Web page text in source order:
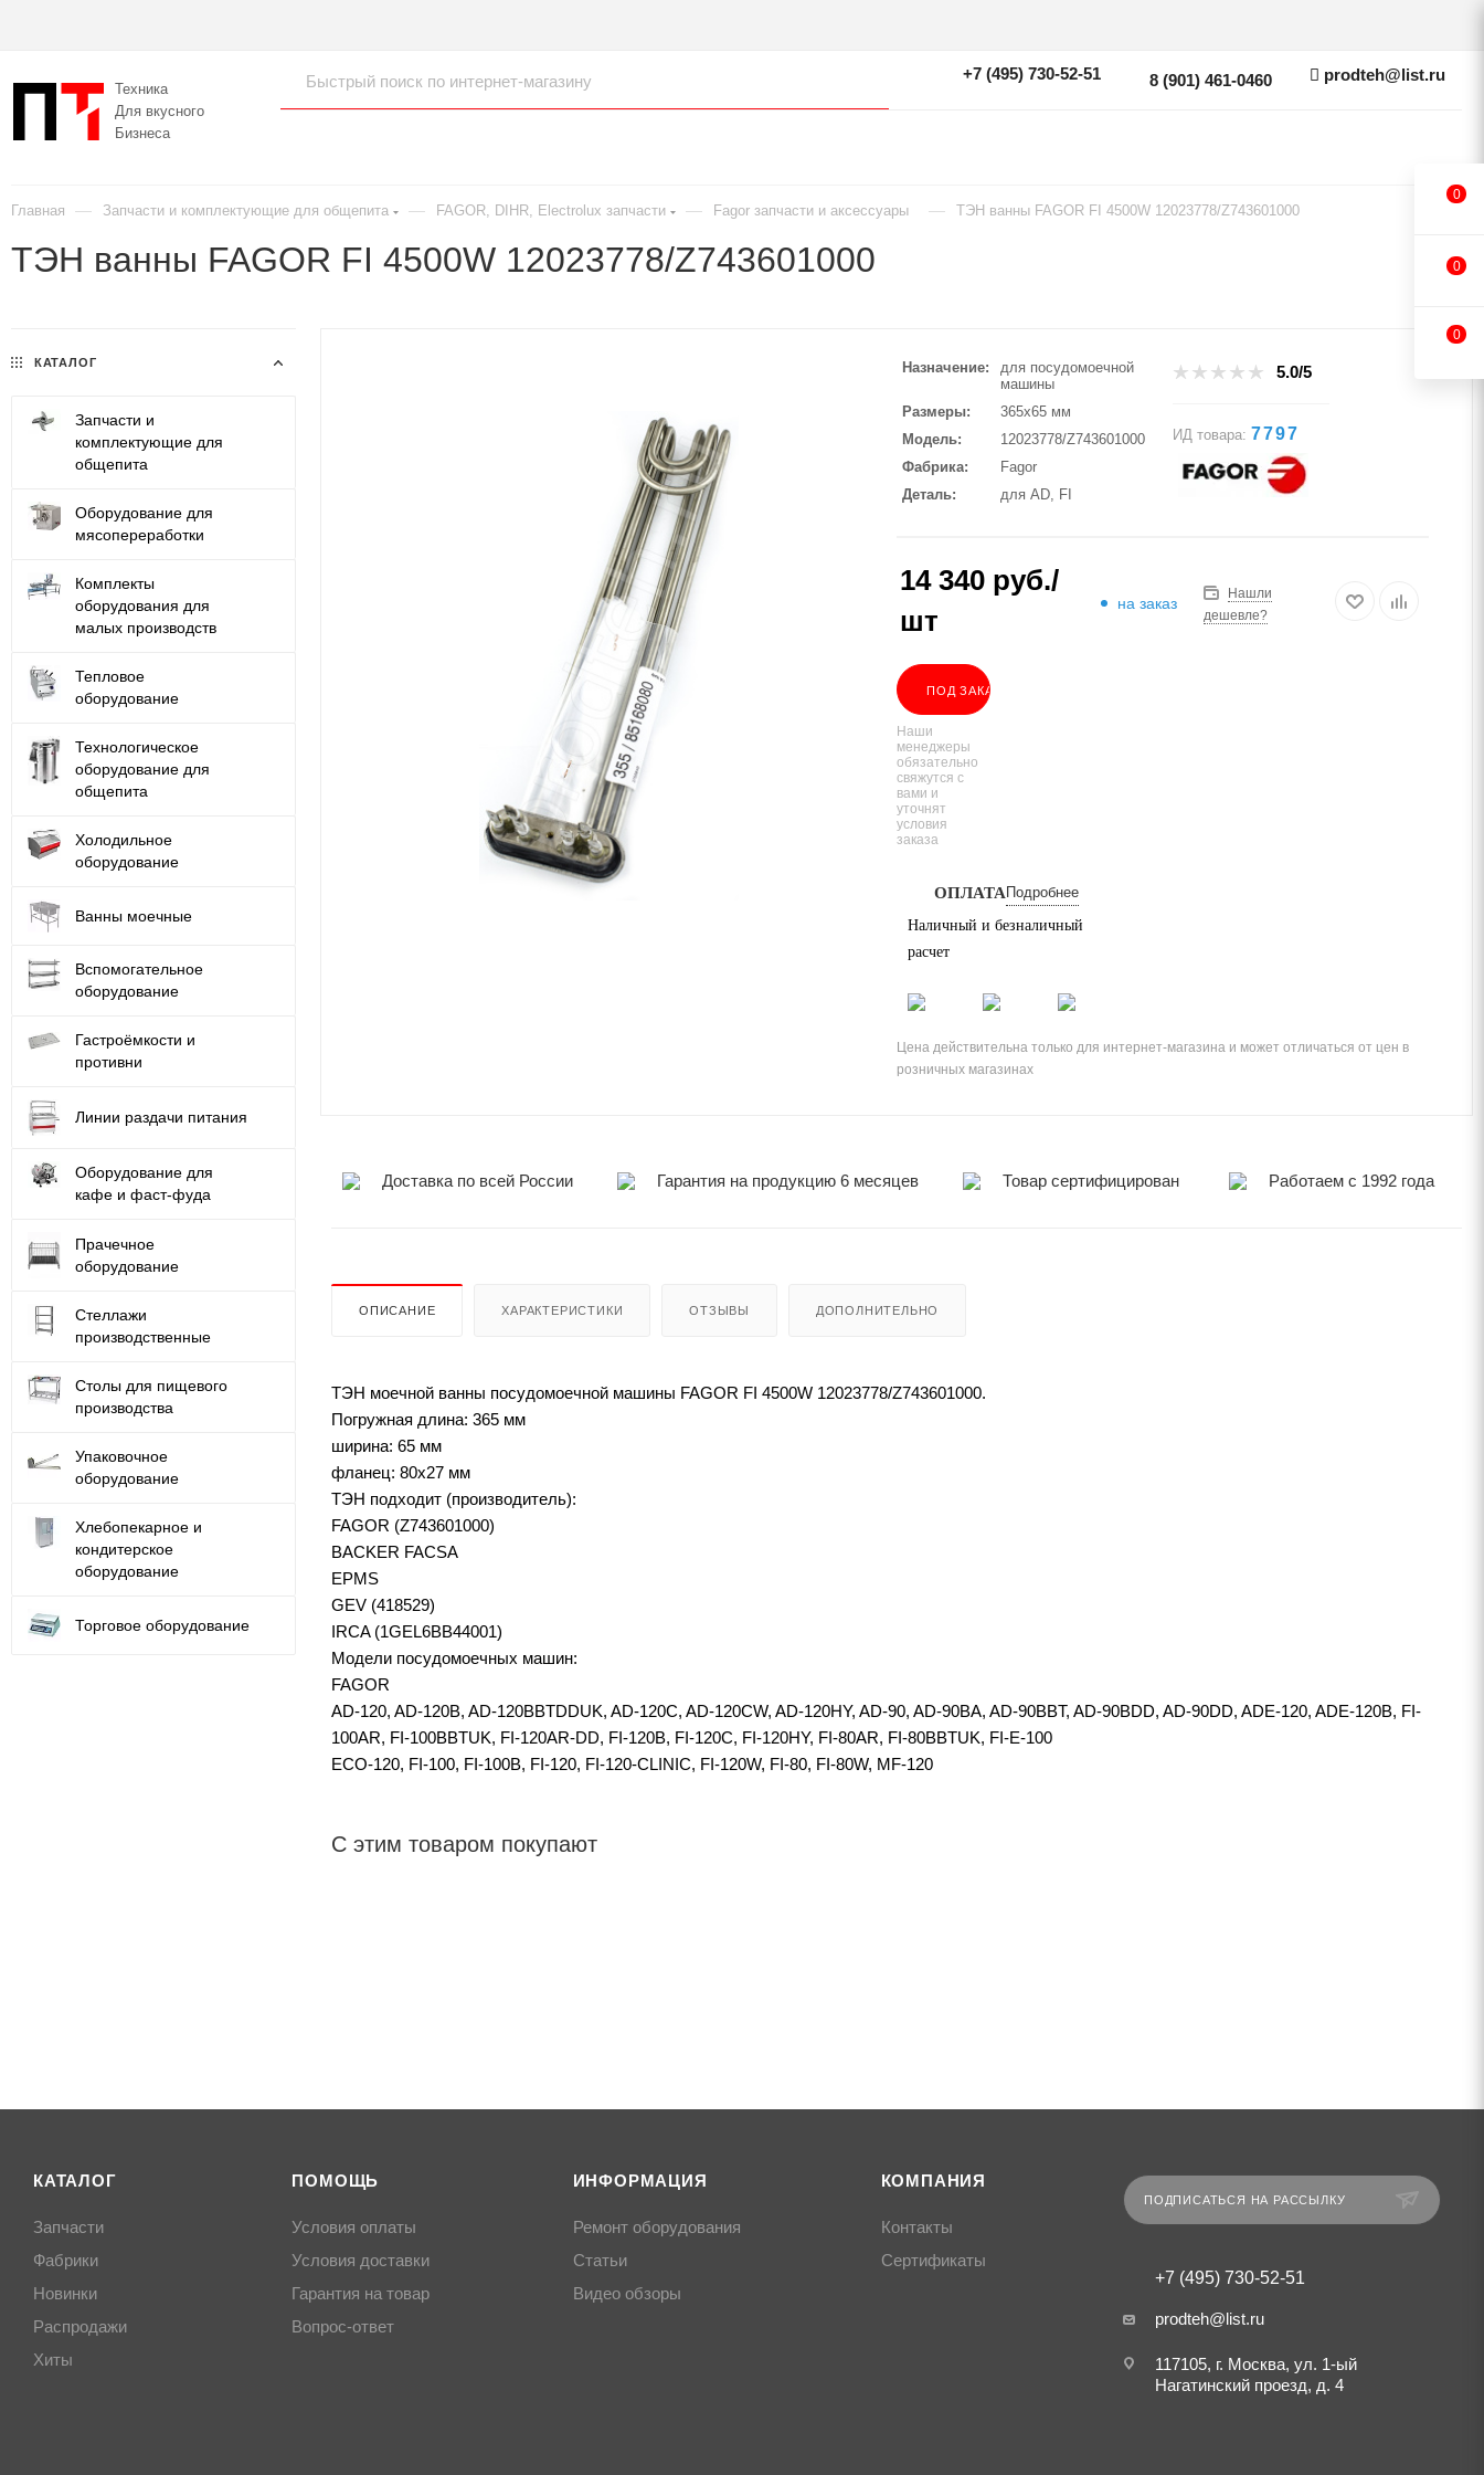
Техника
Для вкусного
Бизнеса
+7 (495) 730-52-51 8 (901) 461-0460 prodteh@list.ru
Главная — Запчасти и комплектующие для общепита — FAGOR, DIHR, Electrolux запчасти — Fagor запчасти и аксессуары — ТЭН ванны FAGOR FI 4500W 12023778/Z743601000
ТЭН ванны FAGOR FI 4500W 12023778/Z743601000
Назначение
для посудомоечной
машины
Размеры
365х65 мм
Модель
12023778/Z743601000
Фабрика
Fagor
Деталь
для AD, FI
5.0/5
ИД товара: 7797
14 340 руб./
шт
на заказ
Нашли
дешевле?
ПОД ЗАКАЗ
Наши
менеджеры
обязательно
свяжутся с
вами и
уточнят
условия
заказа
ОПЛАТА Подробнее
Наличный и безналичный
расчет
Цена действительна только для интернет-магазина и может отличаться от цен в
розничных магазинах
Доставка по всей России Гарантия на продукцию 6 месяцев Товар сертифицирован Работаем с 1992 года
ОПИСАНИЕ ХАРАКТЕРИСТИКИ ОТЗЫВЫ ДОПОЛНИТЕЛЬНО
ТЭН моечной ванны посудомоечной машины FAGOR FI 4500W 12023778/Z743601000.
Погружная длина: 365 мм
ширина: 65 мм
фланец: 80х27 мм
ТЭН подходит (производитель):
FAGOR (Z743601000)
BACKER FACSA
EPMS
GEV (418529)
IRCA (1GEL6BB44001)
Модели посудомоечных машин:
FAGOR
AD-120, AD-120B, AD-120BBTDDUK, AD-120C, AD-120CW, AD-120HY, AD-90, AD-90BA, AD-90BBT, AD-90BDD, AD-90DD, ADE-120, ADE-120B, FI-
100AR, FI-100BBTUK, FI-120AR-DD, FI-120B, FI-120C, FI-120HY, FI-80AR, FI-80BBTUK, FI-E-100
ECO-120, FI-100, FI-100B, FI-120, FI-120-CLINIC, FI-120W, FI-80, FI-80W, MF-120
С этим товаром покупают
КАТАЛОГ
Запчасти и
комплектующие для
общепита
Оборудование для
мясопереработки
Комплекты
оборудования для
малых производств
Тепловое
оборудование
Технологическое
оборудование для
общепита
Холодильное
оборудование
Ванны моечные
Вспомогательное
оборудование
Гастроёмкости и
противни
Линии раздачи питания
Оборудование для
кафе и фаст-фуда
Прачечное
оборудование
Стеллажи
производственные
Столы для пищевого
производства
Упаковочное
оборудование
Хлебопекарное и
кондитерское
оборудование
Торговое оборудование
КАТАЛОГ
Запчасти
Фабрики
Новинки
Распродажи
Хиты
ПОМОЩЬ
Условия оплаты
Условия доставки
Гарантия на товар
Вопрос-ответ
ИНФОРМАЦИЯ
Ремонт оборудования
Статьи
Видео обзоры
КОМПАНИЯ
Контакты
Сертификаты
ПОДПИСАТЬСЯ НА РАССЫЛКУ
+7 (495) 730-52-51
prodteh@list.ru
117105, г. Москва, ул. 1-ый
Нагатинский проезд, д. 4
0
0
0